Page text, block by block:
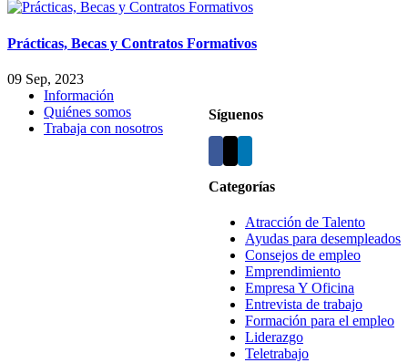
Prácticas, Becas y Contratos Formativos
09 Sep, 2023
Síguenos
Categorías
Atracción de Talento
Ayudas para desempleados
Consejos de empleo
Emprendimiento
Empresa Y Oficina
Entrevista de trabajo
Formación para el empleo
Liderazgo
Teletrabajo
Información
Quiénes somos
Trabaja con nosotros